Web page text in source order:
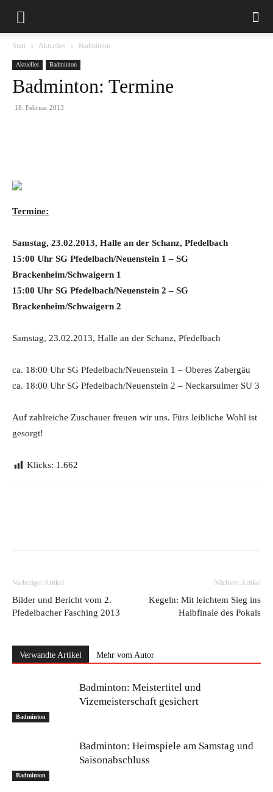
Start Aktuelles Badminton
Aktuelles Badminton
Badminton: Termine
18. Februar 2013
Termine:
Samstag, 23.02.2013, Halle an der Schanz, Pfedelbach
15:00 Uhr SG Pfedelbach/Neuenstein 1 – SG
Brackenheim/Schwaigern 1
15:00 Uhr SG Pfedelbach/Neuenstein 2 – SG
Brackenheim/Schwaigern 2
Samstag, 23.02.2013, Halle an der Schanz, Pfedelbach
ca. 18:00 Uhr SG Pfedelbach/Neuenstein 1 – Oberes Zabergäu
ca. 18:00 Uhr SG Pfedelbach/Neuenstein 2 – Neckarsulmer SU 3
Auf zahlreiche Zuschauer freuen wir uns. Fürs leibliche Wohl ist
gesorgt!
Klicks: 1.662
Vorheriger Artikel
Bilder und Bericht vom 2.
Pfedelbacher Fasching 2013
Nächster Artikel
Kegeln: Mit leichtem Sieg ins
Halbfinale des Pokals
Verwandte Artikel Mehr vom Autor
Badminton
Badminton: Meistertitel und
Vizemeisterschaft gesichert
Badminton
Badminton: Heimspiele am Samstag und
Saisonabschluss